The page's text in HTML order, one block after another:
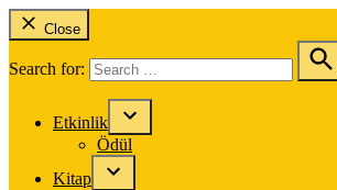
Close
Search for:
Etkinlik
Ödül
Kitap